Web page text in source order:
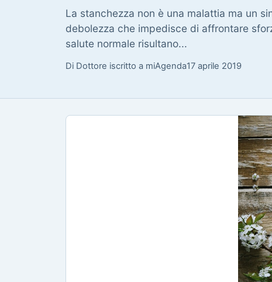
La stanchezza non è una malattia ma un
debolezza che impedisce di affrontare
salute normale risultano...
Di Dottore iscritto a miAgenda17 aprile 2019